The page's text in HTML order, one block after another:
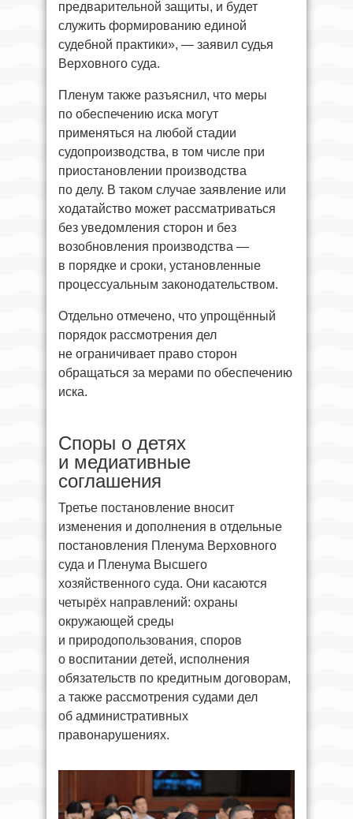
предварительной защиты, и будет
служить формированию единой
судебной практики», — заявил судья
Верховного суда.
Пленум также разъяснил, что меры
по обеспечению иска могут
применяться на любой стадии
судопроизводства, в том числе при
приостановлении производства
по делу. В таком случае заявление или
ходатайство может рассматриваться
без уведомления сторон и без
возобновления производства —
в порядке и сроки, установленные
процессуальным законодательством.
Отдельно отмечено, что упрощённый
порядок рассмотрения дел
не ограничивает право сторон
обращаться за мерами по обеспечению
иска.
Споры о детях
и медиативные
соглашения
Третье постановление вносит
изменения и дополнения в отдельные
постановления Пленума Верховного
суда и Пленума Высшего
хозяйственного суда. Они касаются
четырёх направлений: охраны
окружающей среды
и природопользования, споров
о воспитании детей, исполнения
обязательств по кредитным договорам,
а также рассмотрения судами дел
об административных
правонарушениях.